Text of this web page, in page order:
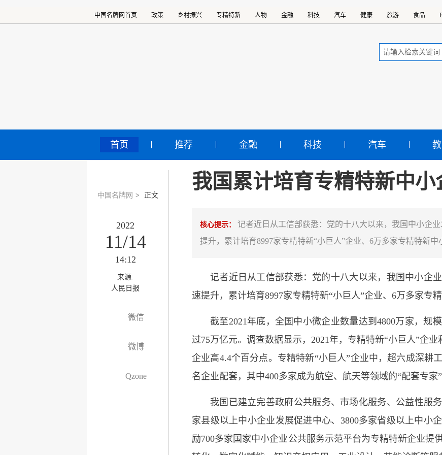
中国名牌网首页 政策 乡村振兴 专精特新 人物 金融 科技 汽车 健康 旅游 食品
首页 推荐 金融 科技 汽车
中国名牌网 > 正文
2022
11/14
14:12
来源:
人民日报
微信
微博
Qzone
我国累计培育专精特新中
核心提示： 记者近日从工信部获悉：党的十八大以来，我国中小企
提升，累计培育8997家专精特新“小巨人”企业、6万多家专精特新中
记者近日从工信部获悉：党的十八大以来，我国中小企
速提升，累计培育8997家专精特新“小巨人”企业、6万多家专精
截至2021年底，全国中小微企业数量达到4800万家，规
过75万亿元。调查数据显示，2021年，专精特新“小巨人”企
企业高4.4个百分点。专精特新“小巨人”企业中，超六成深耕
名企业配套，其中400多家成为航空、航天等领域的“配套专家”
我国已建立完善政府公共服务、市场化服务、公益性服
家县级以上中小企业发展促进中心、3800多家省级以上中小
励700多家国家中小企业公共服务示范平台为专精特新企业提